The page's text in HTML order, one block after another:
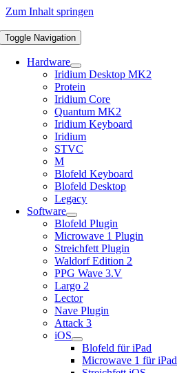
Zum Inhalt springen
Toggle Navigation
Hardware
Iridium Desktop MK2
Protein
Iridium Core
Quantum MK2
Iridium Keyboard
Iridium
STVC
M
Blofeld Keyboard
Blofeld Desktop
Legacy
Software
Blofeld Plugin
Microwave 1 Plugin
Streichfett Plugin
Waldorf Edition 2
PPG Wave 3.V
Largo 2
Lector
Nave Plugin
Attack 3
iOS
Blofeld für iPad
Microwave 1 für iPad